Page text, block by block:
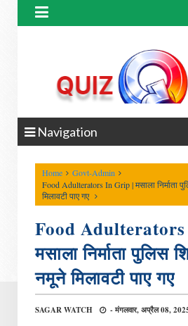

Navigation
Home
Govt-Admin
Food Adulterators In Grip | मसाला निर्माता
मिलावटी पाए गए
Food
मसाला निर्माता
नमूने मिलावटी पाए गए
SAGAR WATCH -मंगलवार, अप्रैल 08,